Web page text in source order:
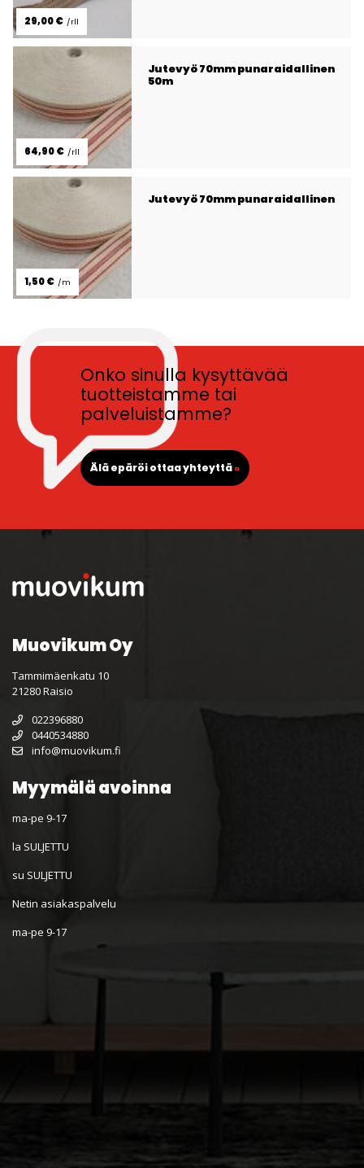
29,00 € /rll
Jutevyö 70mm punaraidallinen
50m
64,90 € /rll
Jutevyö 70mm punaraidallinen
1,50 € /m
Onko sinulla kysyttävää
tuotteistamme tai
palveluistamme?
Älä epäröi ottaa yhteyttä»
Muovikum Oy
Tammimäenkatu 10
21280 Raisio
022396880
0440534880
info@muovikum.fi
Myymälä avoinna
ma-pe 9-17
la SULJETTU
su SULJETTU
Netin asiakaspalvelu
ma-pe 9-17